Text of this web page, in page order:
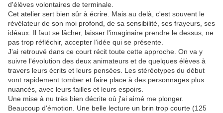
d'élèves volontaires de terminale.
Cet atelier sert bien sûr à écrire. Mais au delà, c'est souvent le
révélateur de son moi profond, de sa sensibilité, ses frayeurs, ses
idéaux. Il faut se lâcher, laisser l'imaginaire prendre le dessus, ne
pas trop réfléchir, accepter l'idée qui se présente.
J'ai retrouvé dans ce court récit toute cette approche. On va y
suivre l'évolution des deux animateurs et de quelques élèves à
travers leurs écrits et leurs pensées. Les stéréotypes du début
vont rapidement tomber et faire place à des personnages plus
nuancés, avec leurs failles et leurs espoirs.
Une mise à nu très bien décrite où j'ai aimé me plonger.
Beaucoup d'émotion. Une belle lecture un brin trop courte (125